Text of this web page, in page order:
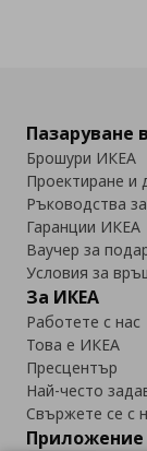
Пазаруване
Брошури ИКЕА
Проектиране и
Ръководства
Гаранции ИКЕА
Ваучер за
Условия за
За ИКЕА
Работете с нас
Това е ИКЕА
Пресцентър
Най-често
Свържете се с
Приложение